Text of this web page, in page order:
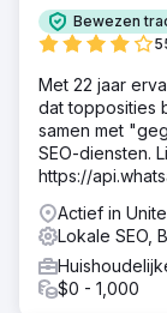
Bewezen
Met 22 jaar
dat topposities
samen met
SEO-diensten.
https://
Actief in
Lokale SEO,
$0 - 1,000